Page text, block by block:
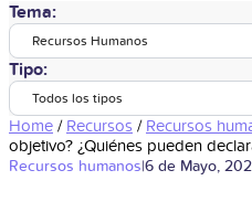
Tema:
Recursos Humanos
Tipo:
Todos los tipos
Home / Recursos / Recursos
objetivo? ¿Quiénes pueden
Recursos humanos|6 de Mayo,